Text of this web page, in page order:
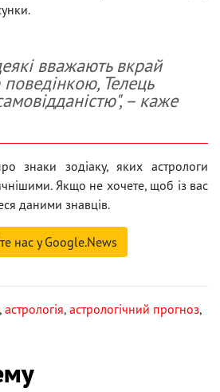
вважають вкрай
Телець
– каже
знаки зодіаку, яких астрологи
Якщо не хочете, щоб із вас
даними знавців.
нас у Google.News
, астрологія, астрологічний прогноз,